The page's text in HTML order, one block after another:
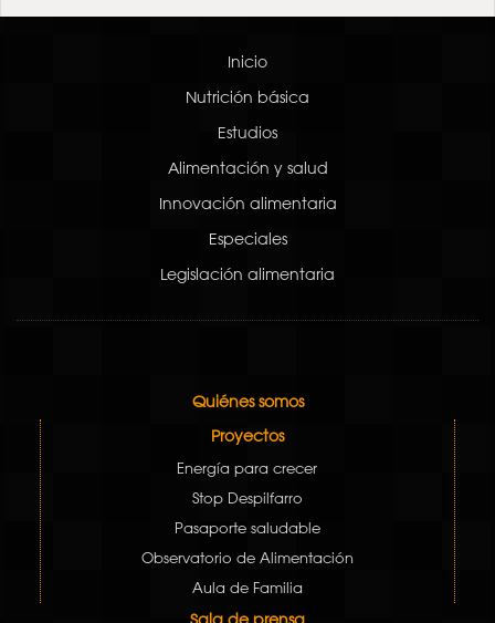
Inicio
Nutrición básica
Estudios
Alimentación y salud
Innovación alimentaria
Especiales
Legislación alimentaria
Quiénes somos
Proyectos
Energía para crecer
Stop Despilfarro
Pasaporte saludable
Observatorio de Alimentación
Aula de Familia